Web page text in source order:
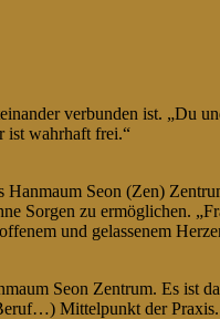
verbunden ist. „Du
ist wahrhaft frei.“
Hanmaum Seon (Zen)
Sorgen zu ermöglichen.
und gelassenem
Seon Zentrum. Es
Mittelpunkt der Praxis.